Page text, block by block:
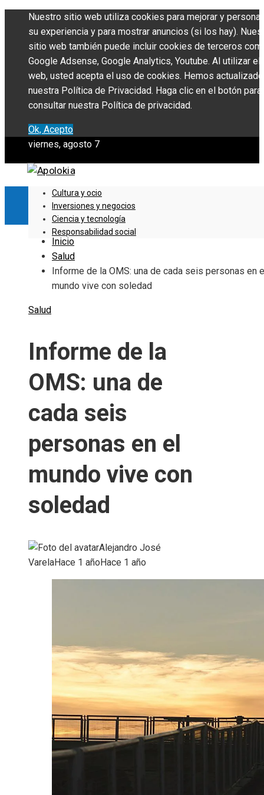
Nuestro sitio web utiliza cookies para mejorar y
su experiencia y para mostrar anuncios (si los hay).
sitio web también puede incluir cookies de terceros
Google Adsense, Google Analytics, Youtube. Al utilizar
web, usted acepta el uso de cookies. Hemos actualizado
nuestra Política de Privacidad. Haga clic en el botón para
consultar nuestra Política de privacidad.
Ok, Acepto
viernes, agosto 7
Cultura y ocio
Inversiones y negocios
Ciencia y tecnología
Responsabilidad social
Inicio
Salud
Informe de la OMS: una de cada seis personas en
mundo vive con soledad
Salud
Informe de la
OMS: una de
cada seis
personas en el
mundo vive con
soledad
Alejandro José
VarelaHace 1 año Hace 1 año